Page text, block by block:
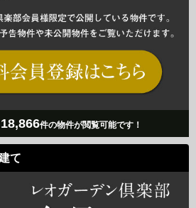
18,866件の物件が閲覧可能です！
て